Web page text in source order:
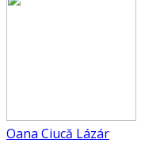
Oana Ciucă Lázár